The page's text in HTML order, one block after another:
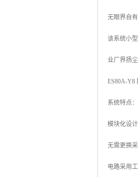
无眼界自
该系统小
业厂界扬
ES80A-Y8
系统特点：
模块化设
无需更换
电路采用